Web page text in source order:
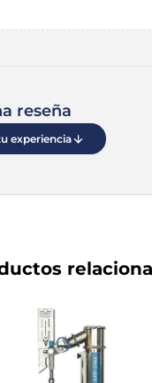
reseña
experiencia